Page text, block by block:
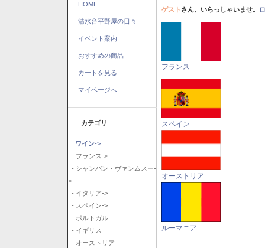
HOME
清水台平野屋の日々
イベント案内
おすすめの商品
カートを見る
マイページへ
カテゴリ
ワイン->
- フランス->
- シャンパン・ヴァンムスー-
>
- イタリア->
- スペイン->
- ポルトガル
- イギリス
- オーストリア
ゲスト さん、いらっしゃいませ。
フランス
スペイン
オーストリア
ルーマニア